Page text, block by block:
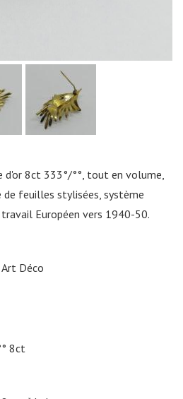
d'or 8ct 333°/°°, tout en volume,
feuilles stylisées, système
Européen vers 1940-50.
Déco
8ct